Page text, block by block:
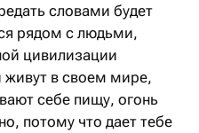
словами будет
рядом с людьми,
цивилизации
живут в своем мире,
себе пищу, огонь
потому что дает тебе